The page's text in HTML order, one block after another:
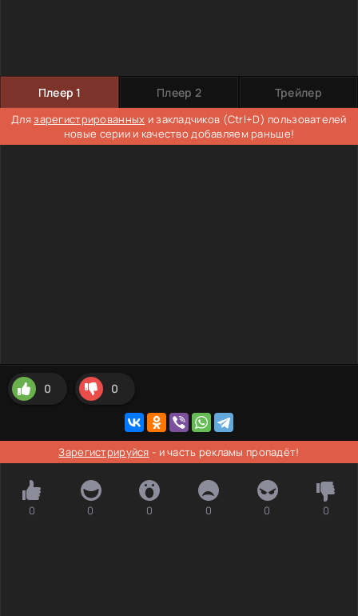
Плеер 1 Плеер 2 Трейлер
Длязарегистрированных и закладчиков (Ctrl+D) пользователей
новые серии и качество добавляем раньше!
0 0
Зарегистрируйся - и часть рекламы пропадёт!
0 0 0 0 0 0